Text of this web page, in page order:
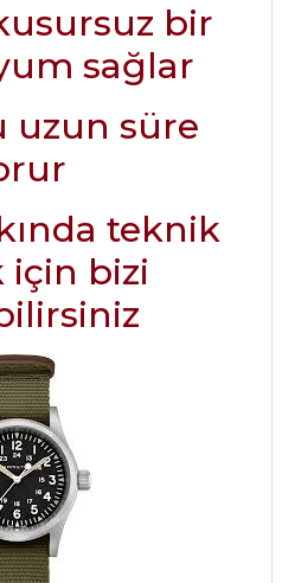
bir
sağlar
uzun süre
teknik
için bizi